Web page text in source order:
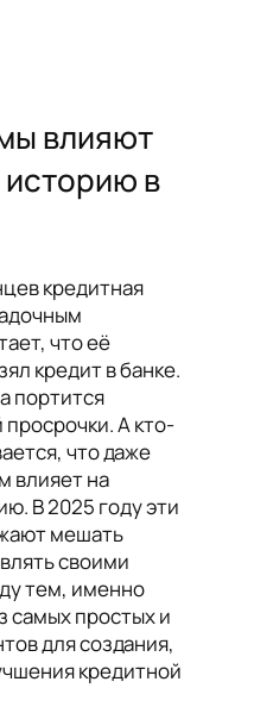
влияют
в
кредитная
что её
кредит в банке.
портится
А кто-
что даже
влияет на
В 2025 году эти
мешать
своими
тем, именно
самых простых и
для создания,
кредитной